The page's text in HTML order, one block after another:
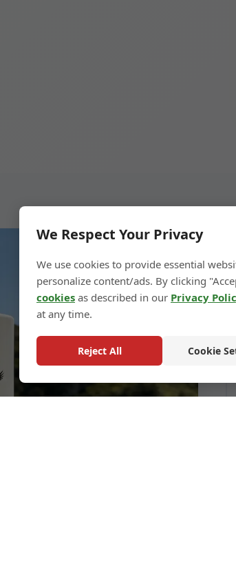
We Respect Your Privacy
We use cookies to provide essential
personalize content/ads. By clicking
cookies as described in our Privacy
at any time.
Reject All Cookie